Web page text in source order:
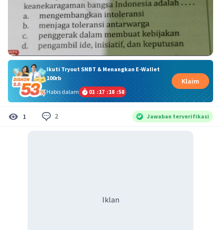
Ikuti Tryout SNBT & Menangkan E-Wallet
100rb
Habis dalam
01 :17 :18 :58
Klaim
1 2 Jawaban terverifikasi
Iklan